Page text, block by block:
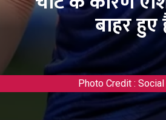
Photo Credit :
बाहर